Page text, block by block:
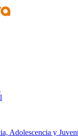
Adolescencia y